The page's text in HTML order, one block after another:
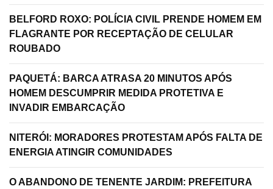
BELFORD ROXO: POLÍCIA CIVIL PRENDE HOMEM EM
FLAGRANTE POR RECEPTAÇÃO DE CELULAR
ROUBADO
PAQUETÁ: BARCA ATRASA 20 MINUTOS APÓS
HOMEM DESCUMPRIR MEDIDA PROTETIVA E
INVADIR EMBARCAÇÃO
NITERÓI: MORADORES PROTESTAM APÓS FALTA DE
ENERGIA ATINGIR COMUNIDADES
O ABANDONO DE TENENTE JARDIM: PREFEITURA